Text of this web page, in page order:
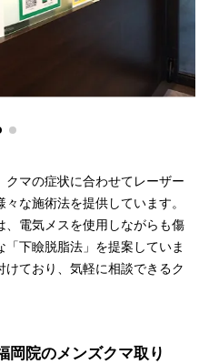
マの症状に合わせてレーザー
な施術法を提供しています。
電気メスを使用しながらも傷
下瞼脱脂法」を提案していま
ており、気軽に相談できるク
岡院のメンズクマ取り